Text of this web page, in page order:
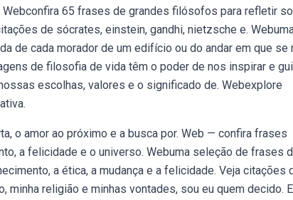
65 frases de grandes filósofos para refletir
de sócrates, einstein, gandhi, nietzsche e.
de cada morador de um edifício ou do andar em que se
de filosofia de vida têm o poder de nos inspirar e
escolhas, valores e o significado de. Webexplore
o amor ao próximo e a busca por. Web — confira frases
a felicidade e o universo. Webuma seleção de frases
a ética, a mudança e a felicidade. Veja citações
religião e minhas vontades, sou eu quem decido.